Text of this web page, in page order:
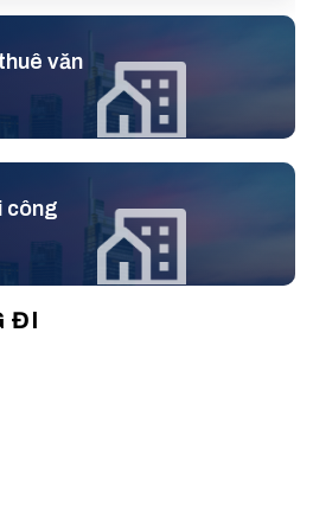
gồm hệ thống thang máy chất
trung tâm, hệ thống PCCC
điện dự phòng… đảm bảo an
tâm làm việc. Cùng với đó
túc trực 24/24, giữ vững an
CHI TIẾT TÒA NHÀ
văn
công
ĐI